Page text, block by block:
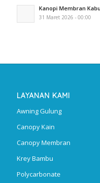
Kanopi Membran
31 Maret 2026 - 00:00
LAYANAN KAMI
Awning Gulung
Canopy Kain
Canopy Membran
Krey Bambu
Polycarbonate